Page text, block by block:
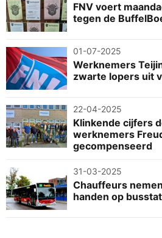
FNV voert
tegen de
01-07-2025
Werknemers
zwarte lopers uit
22-04-2025
Klinkende cijfers
werknemers
gecompenseerd
31-03-2025
Chauffeurs
handen op